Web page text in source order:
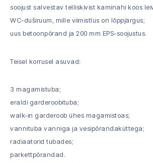
soojust salvestav telliskivist kaminahi koos
WC-duširuum, mille viimistlus on lõppjärgus;
uus betoonpõrand ja 200 mm EPS-soojustus.
Teisel korrusel asuvad:
3 magamistuba;
eraldi garderoobituba;
walk-in garderoob ühes magamistoas;
vannituba vanniga ja vesipõrandaküttega;
radiaatorid tubades;
parkettpõrandad.